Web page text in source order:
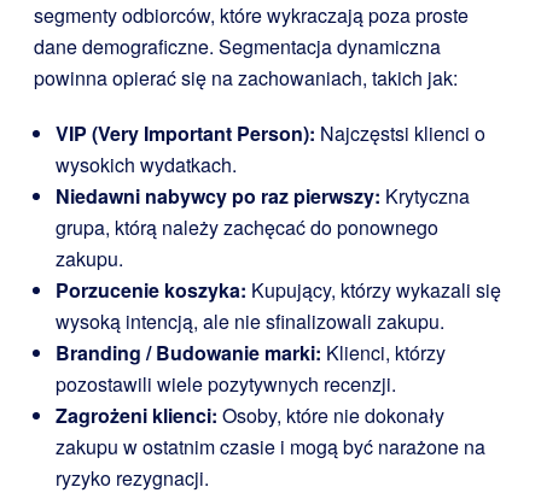
segmenty odbiorców, które wykraczają poza proste
dane demograficzne. Segmentacja dynamiczna
powinna opierać się na zachowaniach, takich jak:
VIP (Very Important Person): Najczęstsi klienci o
wysokich wydatkach.
Niedawni nabywcy po raz pierwszy: Krytyczna
grupa, którą należy zachęcać do ponownego
zakupu.
Porzucenie koszyka: Kupujący, którzy wykazali się
wysoką intencją, ale nie sfinalizowali zakupu.
Branding / Budowanie marki: Klienci, którzy
pozostawili wiele pozytywnych recenzji.
Zagrożeni klienci: Osoby, które nie dokonały
zakupu w ostatnim czasie i mogą być narażone na
ryzyko rezygnacji.